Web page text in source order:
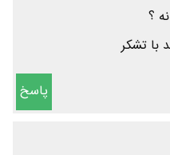
؟
با تشکر
پاسخ